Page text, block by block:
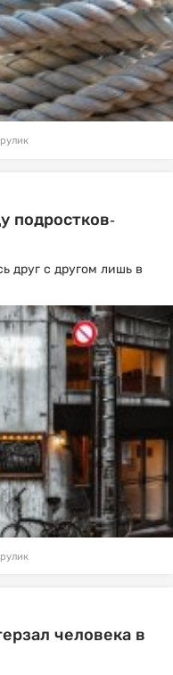
подростков-
друг с другом лишь в
человека в